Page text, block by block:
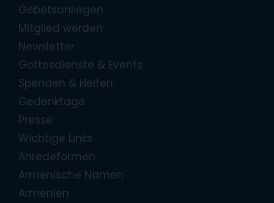
Gebetsanliegen
Mitglied werden
Newsletter
Gottesdienste & Events
Spenden & Helfen
Gedenktage
Presse
Wichtige Links
Anredeformen
Armenische Namen
Armenien